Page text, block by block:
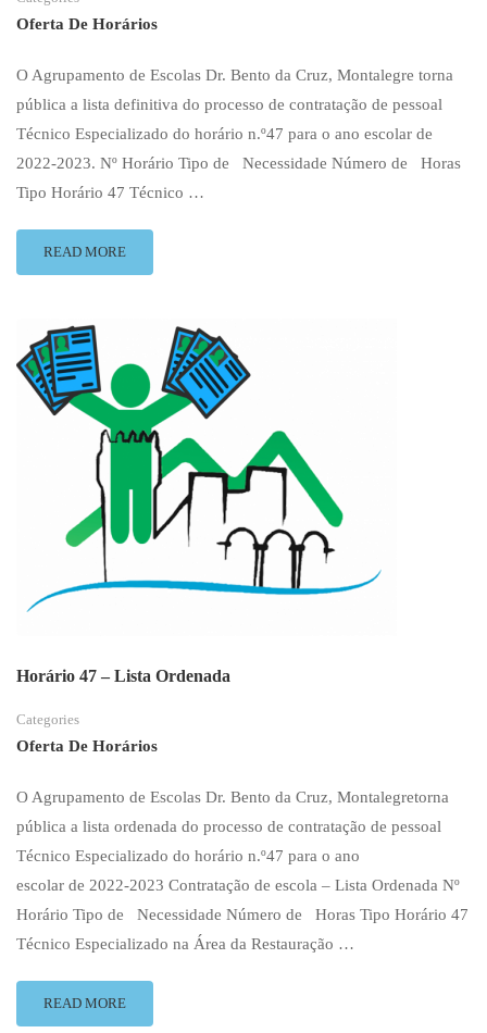
Oferta De Horários
O Agrupamento de Escolas Dr. Bento da Cruz, Montalegre torna
pública a lista definitiva do processo de contratação de pessoal
Técnico Especializado do horário n.º47 para o ano escolar de
2022‐2023. Nº Horário Tipo de Necessidade Número de Horas
Tipo Horário 47 Técnico …
READ
MORE
47
–
LISTA
DEFINITIVA
READ MORE
Horário 47 – Lista Ordenada
Categories
Oferta De Horários
O Agrupamento de Escolas Dr. Bento da Cruz, Montalegretorna
pública a lista ordenada do processo de contratação de pessoal
Técnico Especializado do horário n.º47 para o ano
escolar de 2022‐2023 Contratação de escola – Lista Ordenada Nº
Horário Tipo de Necessidade Número de Horas Tipo Horário 47
Técnico Especializado na Área da Restauração …
READ
MORE
READ MORE